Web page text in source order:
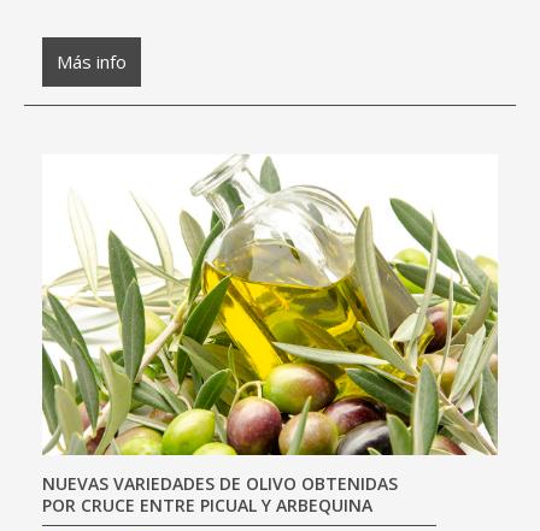
Más info
NUEVAS VARIEDADES DE OLIVO OBTENIDAS
POR CRUCE ENTRE PICUAL Y ARBEQUINA